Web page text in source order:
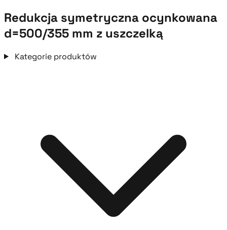
Redukcja symetryczna ocynkowana
d=500/355 mm z uszczelką
Kategorie produktów